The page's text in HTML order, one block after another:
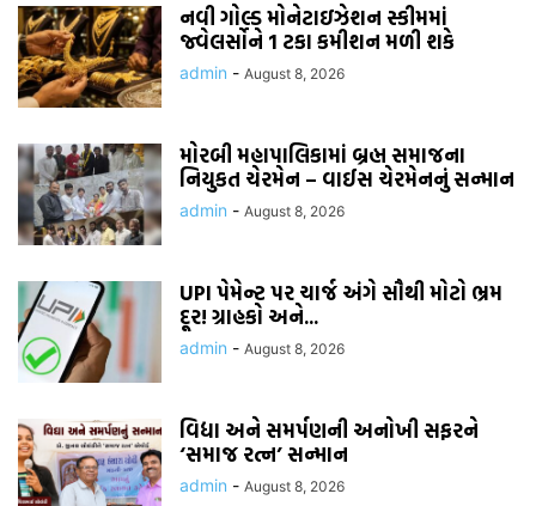
નવી ગોલ્ડ મોનેટાઇઝેશન સ્કીમમાં
જ્વેલર્સોને 1 ટકા કમીશન મળી શકે
admin - August 8, 2026
મોરબી મહાપાલિકામાં બ્રહ્મ સમાજના
નિયુકત ચેરમેન – વાઈસ ચેરમેનનું સન્માન
admin - August 8, 2026
UPI પેમેન્ટ પર ચાર્જ અંગે સૌથી મોટો ભ્રમ
દૂર! ગ્રાહકો અને...
admin - August 8, 2026
વિદ્યા અને સમર્પણની અનોખી સફરને
‘સમાજ રત્ન’ સન્માન
admin - August 8, 2026